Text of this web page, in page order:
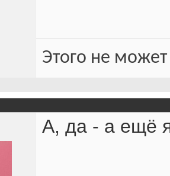
Этого не
А, да - а ещё